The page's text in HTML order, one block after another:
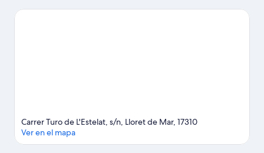
viaje de Lloret de Mar
Carrer Turo de L'Estelat, s/n, Lloret de Mar, 17310
Ver en el mapa